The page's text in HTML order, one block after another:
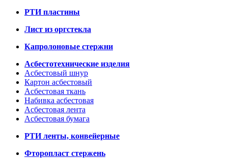
РТИ пластины
Лист из оргстекла
Капролоновые стержни
Асбестотехнические изделия
Асбестовый шнур
Картон асбестовый
Асбестовая ткань
Набивка асбестовая
Асбестовая лента
Асбестовая бумага
РТИ ленты, конвейерные
Фторопласт стержень